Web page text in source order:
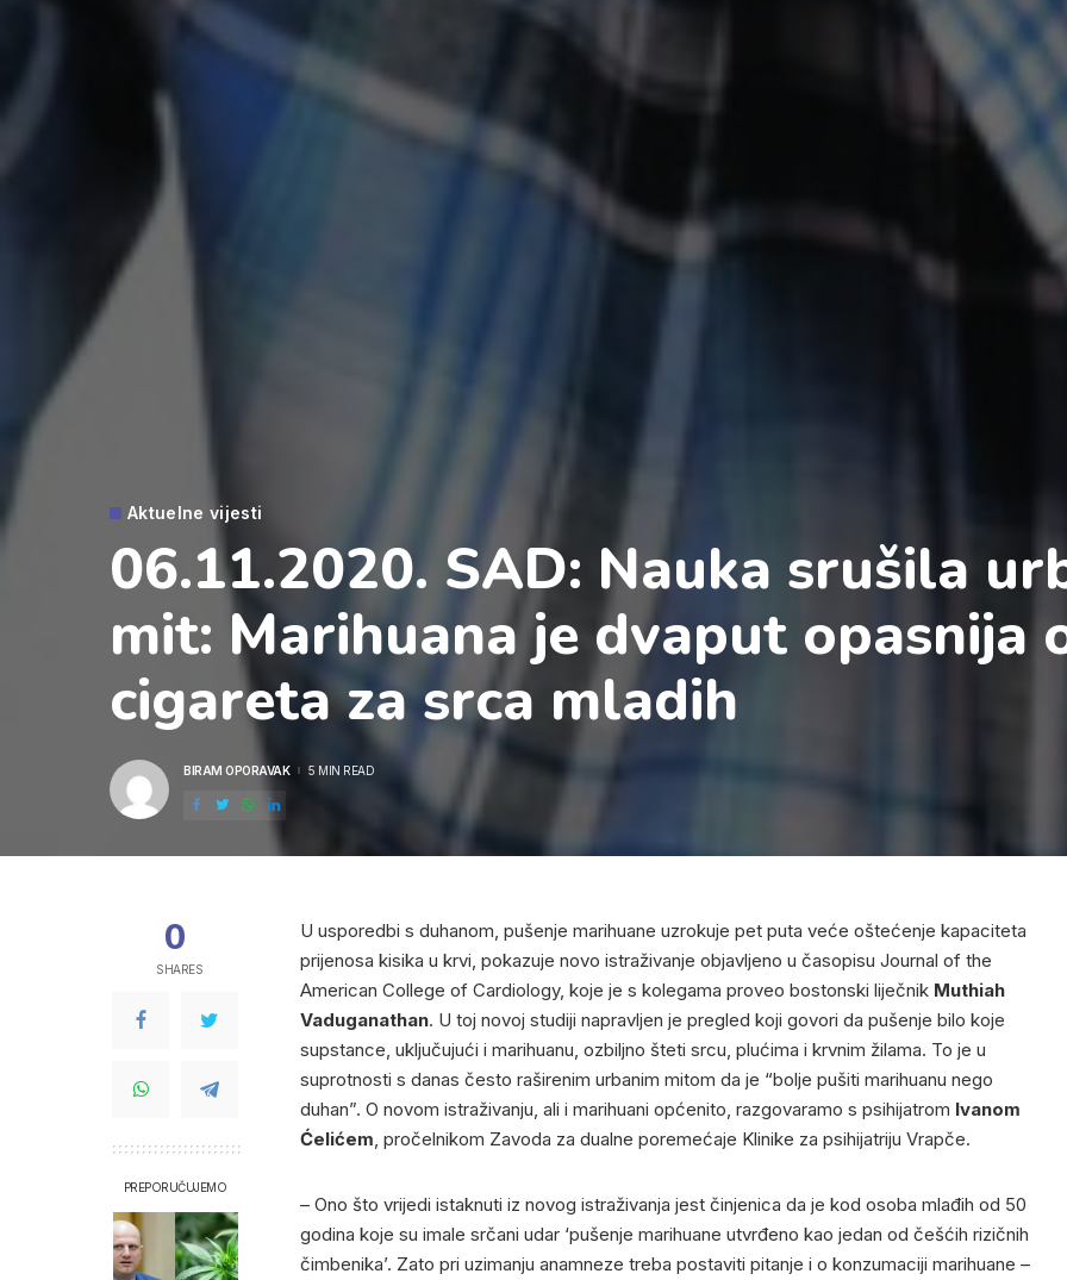
Aktuelne vijesti
06.11.2020. SAD: Nauka srušila
mit: Marihuana je dvaput opasnija
cigareta za srca mladih
POSTED
BIRAM OPORAVAK 5 MIN READ
0
SHARES
PREPORUČUJEMO
U usporedbi s duhanom, pušenje marihuane uzrokuje pet puta veće oštećenje kapaciteta
prijenosa kisika u krvi, pokazuje novo istraživanje objavljeno u časopisu Journal of the
American College of Cardiology, koje je s kolegama proveo bostonski liječnik Muthiah
Vaduganathan. U toj novoj studiji napravljen je pregled koji govori da pušenje bilo koje
supstance, uključujući i marihuanu, ozbiljno šteti srcu, plućima i krvnim žilama. To je u
suprotnosti s danas često raširenim urbanim mitom da je “bolje pušiti marihuanu nego
duhan”. O novom istraživanju, ali i marihuani općenito, razgovaramo s psihijatrom Ivanom
Ćelićem, pročelnikom Zavoda za dualne poremećaje Klinike za psihijatriju Vrapče.
– Ono što vrijedi istaknuti iz novog istraživanja jest činjenica da je kod osoba mlađih od 50
godina koje su imale srčani udar ‘pušenje marihuane utvrđeno kao jedan od češćih rizičnih
čimbenika’. Zato pri uzimanju anamneze treba postaviti pitanje i o konzumaciji marihuane –